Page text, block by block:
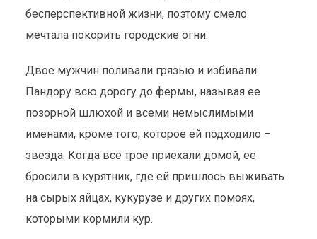
бесперспективной жизни, поэтому смело
мечтала покорить городские огни.
Двое мужчин поливали грязью и избивали
Пандору всю дорогу до фермы, называя ее
позорной шлюхой и всеми немыслимыми
именами, кроме того, которое ей подходило –
звезда. Когда все трое приехали домой, ее
бросили в курятник, где ей пришлось выживать
на сырых яйцах, кукурузе и других помоях,
которыми кормили кур.